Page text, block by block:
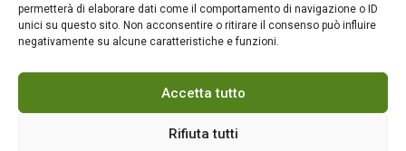
permetterà di elaborare dati come il comportamento di navigazione o ID
unici su questo sito. Non acconsentire o ritirare il consenso può influire
negativamente su alcune caratteristiche e funzioni.
Accetta tutto
Rifiuta tutti
Chi Siamo Privacy Policy
Cookie Policy (UE)
© 2022-2025 Sei Torri by Hub International srl